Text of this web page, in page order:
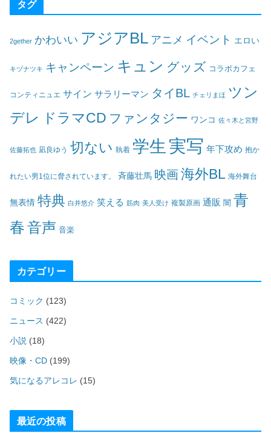
タグ
2gether かわいい アジアBL アニメ イベント エロい
キヅナツキ キャンペーン キュン グッズ コラボカフェ
コンティニュエ サイン サラリーマン タイBL チェリまほ ツン
デレ
ドラマCD ファンタジー ワンコ 佐々木と宮野
佐藤拓也 凪良ゆう 切ない 執着 学生 実写 年下攻め 抱か
れたい男1位に脅されています。 斉藤壮馬 映画海外BL 海外舞台
無表情 特典 白井悠介 笑える 筋肉 美人受け 複製原画 通販 闇 青
春音声 音楽
カテゴリー
コミック (123)
ニュース (422)
小説 (18)
映像・CD (199)
気になるアレコレ (15)
最近の投稿